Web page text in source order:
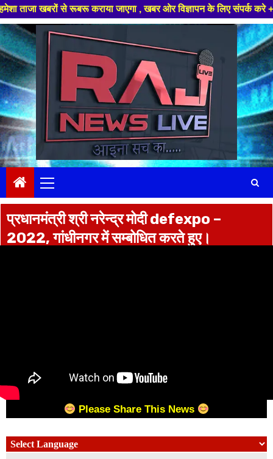
से रूबरू कराया जाएगा , खबर ओर विज्ञापन के लिए संपर्क करे +91
Skip
to
content
Menu
प्रधानमंत्री श्री नरेन्द्र मोदी defexpo –
2022, गांधीनगर में सम्बोधित करते हुए।
Please Share This News